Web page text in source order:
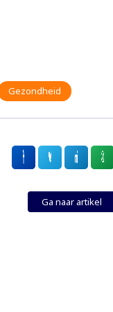
Gezondheid
Ga naar artikel